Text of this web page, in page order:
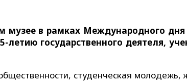
музее в рамках Международного дня
государственного деятеля,
студенческая молодежь,